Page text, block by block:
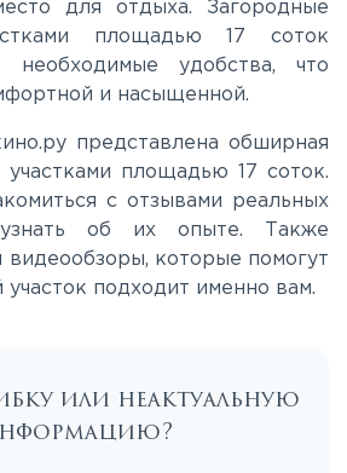
для отдыха. Загородные
площадью 17 соток
необходимые удобства, что
и насыщенной.
представлена обширная
участками площадью 17 соток.
с отзывами реальных
об их опыте. Также
которые помогут
участок подходит именно вам.
или неактуальную